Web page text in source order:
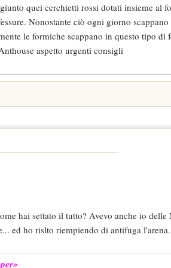
quei cerchietti rossi dotati insieme al
Nonostante ciò ogni giorno
le formiche scappano in questo tipo di
aspetto urgenti consigli
hai settato il tutto? Avevo anche io delle
ed ho rislto riempiendo di antifuga